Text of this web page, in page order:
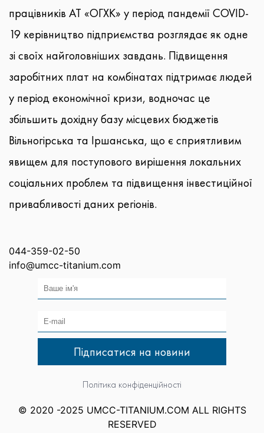
працівників АТ «ОГХК» у період пандемії COVID-
19 керівництво підприємства розглядає як одне
зі своїх найголовніших завдань. Підвищення
заробітних плат на комбінатах підтримає людей
у період економічної кризи, водночас це
збільшить дохідну базу місцевих бюджетів
Вільногірська та Іршанська, що є сприятливим
явищем для поступового вирішення локальних
соціальних проблем та підвищення інвестиційної
привабливості даних регіонів.
044-359-02-50
info@umcc-titanium.com
Політика конфіденційності
© 2020 -2025 UMCC-TITANIUM.COM ALL RIGHTS
RESERVED